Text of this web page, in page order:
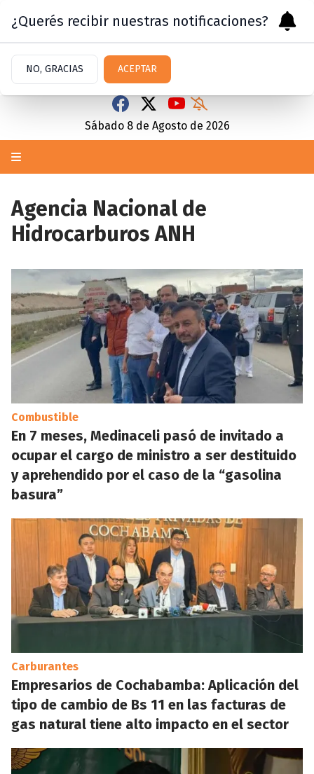
Sábado 8 de Agosto de 2026
Agencia Nacional de
Hidrocarburos ANH
Combustible
En 7 meses, Medinaceli pasó de invitado a
ocupar el cargo de ministro a ser destituido
y aprehendido por el caso de la “gasolina
basura”
Carburantes
Empresarios de Cochabamba: Aplicación del
tipo de cambio de Bs 11 en las facturas de
gas natural tiene alto impacto en el sector
¿Querés recibir nuestras notificaciones?
NO, GRACIAS ACEPTAR